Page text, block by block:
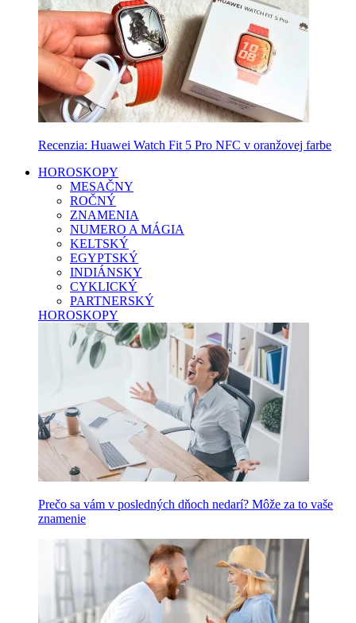
Recenzia: Huawei Watch Fit 5 Pro NFC v oranžovej farbe
HOROSKOPY
MESAČNY
ROČNÝ
ZNAMENIA
NUMERO A MÁGIA
KELTSKÝ
EGYPTSKÝ
INDIÁNSKY
CYKLICKÝ
PARTNERSKÝ
HOROSKOPY
Prečo sa vám v posledných dňoch nedarí? Môže za to vaše
znamenie